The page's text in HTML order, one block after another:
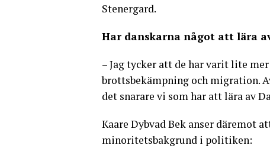
Stenergard.
Har danskarna något att lära
– Jag tycker att de har varit lite
brottsbekämpning och migration.
det snarare vi som har att lära av
Kaare Dybvad Bek anser däremot
minoritetsbakgrund i politiken: